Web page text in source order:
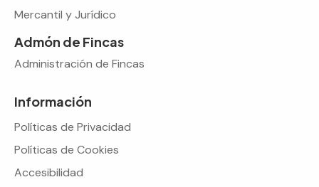
Mercantil y Jurídico
Admón de Fincas
Administración de Fincas
Información
Políticas de Privacidad
Políticas de Cookies
Accesibilidad